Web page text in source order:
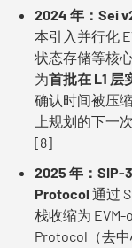
2024 年：Sei
本引入并行化
状态存储等核
为首批在 L1 层
确认时间被压
上规划的下一
[8]
2025 年：SIP-
Protocol 通过
栈收缩为 EVM-
Protocol（去